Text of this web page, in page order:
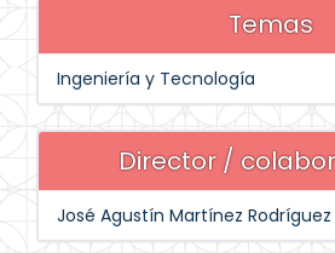
Temas
Ingeniería y Tecnología
Director /
José Agustín Martínez Rodríguez